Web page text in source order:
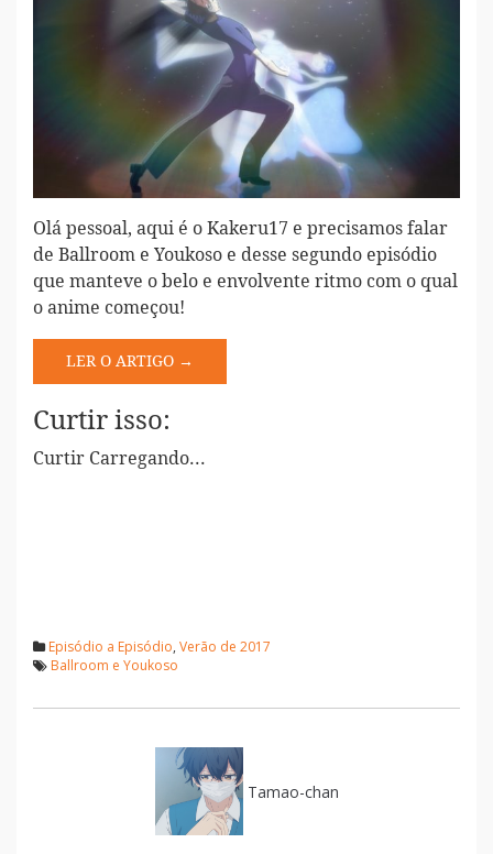
Olá pessoal, aqui é o Kakeru17 e precisamos falar
de Ballroom e Youkoso e desse segundo episódio
que manteve o belo e envolvente ritmo com o qual
o anime começou!
LER O ARTIGO →
Curtir isso:
Curtir Carregando...
Episódio a Episódio, Verão de 2017
Ballroom e Youkoso
Tamao-chan